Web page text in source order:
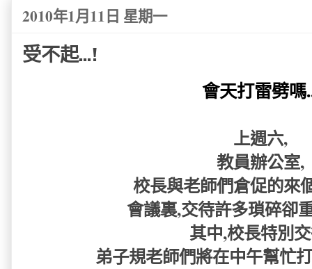
2010年1月11日 星期一
受不起...!
會天打雷劈嗎
上週六,
教員辦公室,
校長與老師們倉促的來
會議裏,交待許多瑣碎卻
其中,校長特別
弟子規老師們將在中午幫忙